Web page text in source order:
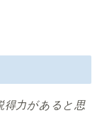
得力があると思